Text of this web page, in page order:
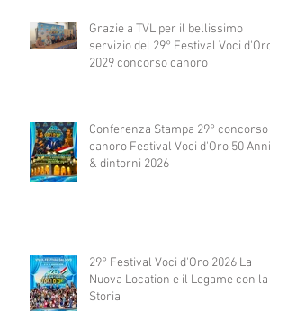
Grazie a TVL per il bellissimo
servizio del 29° Festival Voci d'Oro
2029 concorso canoro
Conferenza Stampa 29° concorso
canoro Festival Voci d'Oro 50 Anni
& dintorni 2026
29° Festival Voci d'Oro 2026 La
Nuova Location e il Legame con la
Storia